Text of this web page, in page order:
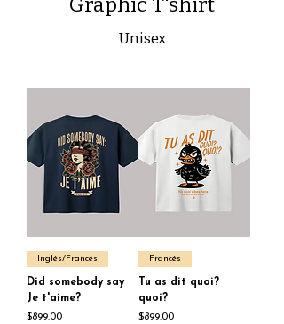
Unisex
Inglés/Francés
Did somebody say
Je t'aime?
Price
$899.00
Francés
Tu as dit quoi?
quoi?
Price
$899.00